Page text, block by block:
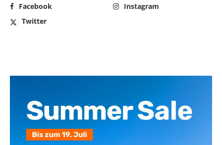
Facebook
Instagram
Twitter